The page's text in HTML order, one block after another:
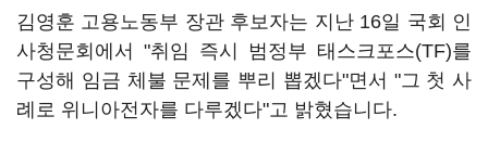
김영훈 고용노동부 장관 후보자는 지난 16일 국회 인
사청문회에서 "취임 즉시 범정부 태스크포스(TF)를
구성해 임금 체불 문제를 뿌리 뽑겠다"면서 "그 첫 사
례로 위니아전자를 다루겠다"고 밝혔습니다.